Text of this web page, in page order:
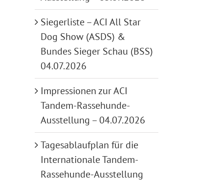
Siegerliste – ACI All Star
Dog Show (ASDS) &
Bundes Sieger Schau (BSS)
04.07.2026
Impressionen zur ACI
Tandem-Rassehunde-
Ausstellung – 04.07.2026
Tagesablaufplan für die
Internationale Tandem-
Rassehunde-Ausstellung